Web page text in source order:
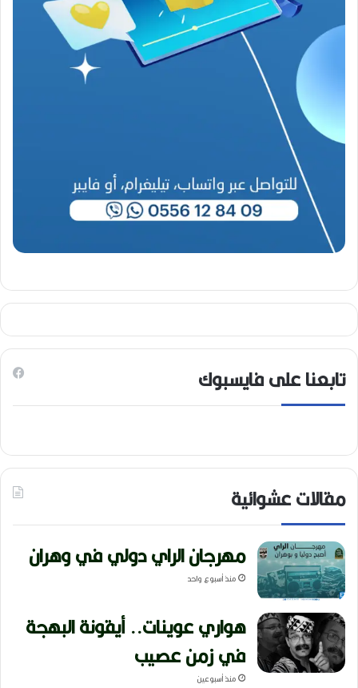
تابعنا على فايسبوك
مقالات عشوائية
مهرجان الراي دولي في وهران
منذ أسبوع واحد
هواري عوينات.. أيقونة البهجة
في زمن عصيب
منذ أسبوعين